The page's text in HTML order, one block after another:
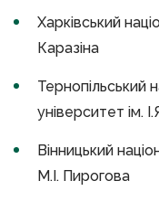
Харківський
Каразіна
Тернопільський
університет ім.
Вінницький
М.І. Пирогова